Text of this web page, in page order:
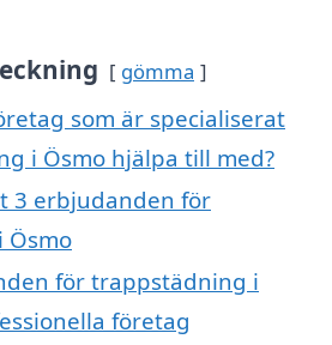
gömma
som är specialiserat
i Ösmo hjälpa till med?
3 erbjudanden för
för trappstädning i
företag